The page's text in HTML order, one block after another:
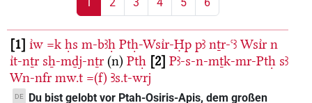
1 ı͗w =k ḥs m-bꜣḥ Ptḥ-Wsı͗r-Ḥp pꜣ nṯr-ꜥꜣ Wsı͗r n
ı͗t-nṯr sẖ-mḏj-nṯr (n) Ptḥ 2 Pꜣ-s-n-mṯk-mr-Ptḥ sꜣ
Wn-nfr mw.t =(f) Ꜣs.t-wrj
DE
Du bist gelobt vor Ptah-Osiris-Apis, dem großen